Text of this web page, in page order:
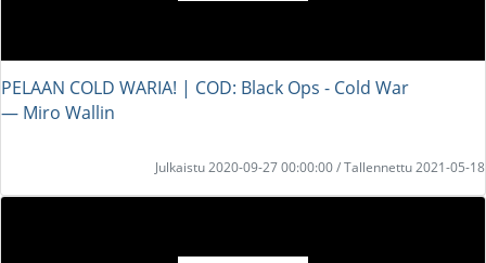
PELAAN COLD WARIA! | COD: Black Ops - Cold War
― Miro Wallin
Julkaistu 2020-09-27 00:00:00 / Tallennettu 2021-05-18